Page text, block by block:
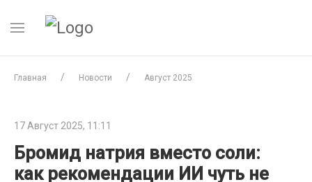
Главная Новости Август 2025
17 Август 2025, 11:11
Бромид натрия вместо соли:
как рекомендации ИИ чуть не